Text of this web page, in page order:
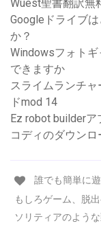
Wuest聖書翻訳無
Googleドライブ
か？
Windowsフォト
できますか
スライムランチ
ドmod 14
Ez robot builder
コディのダウン
誰でも簡単に
もしろゲーム、脱
ソリティアのよう